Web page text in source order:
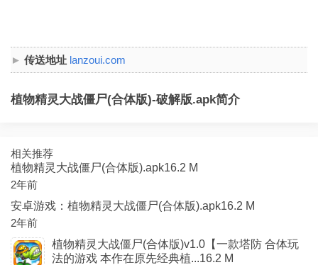
传送地址 lanzoui.com
植物精灵大战僵尸(合体版)-破解版.apk简介
相关推荐
植物精灵大战僵尸(合体版).apk16.2 M
2年前
安卓游戏：植物精灵大战僵尸(合体版).apk16.2 M
2年前
植物精灵大战僵尸(合体版)v1.0【一款塔防 合体玩
法的游戏 本作在原先经典植...16.2 M